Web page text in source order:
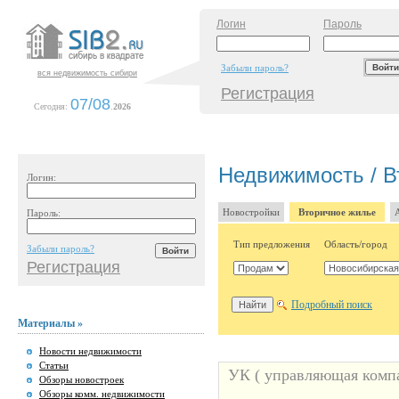
вся недвижимость сибири
Сегодня: 07/08 2026
Логин Пароль
Забыли пароль?
Регистрация
Логин:
Пароль:
Забыли пароль?
Регистрация
Материалы »
Новости недвижимости
Статьи
Обзоры новостроек
Обзоры комм. недвижимости
Недвижимость /
Новостройки Вторичное жилье
Тип предложения Область/город
Подробный поиск
УК ( управляющая